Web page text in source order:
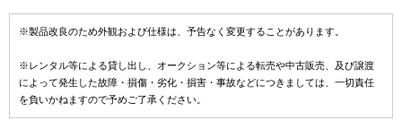
※製品改良のため外観および仕様は、予告なく変更することがあります。
※レンタル等による貸し出し、オークション等による転売や中古販売、及び譲渡
によって発生した故障・損傷・劣化・損害・事故などにつきましては、一切責任
を負いかねますので予めご了承ください。